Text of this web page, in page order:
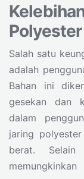
Polyester
Salah satu
adalah
Bahan ini
gesekan dan
dalam
jaring
berat.